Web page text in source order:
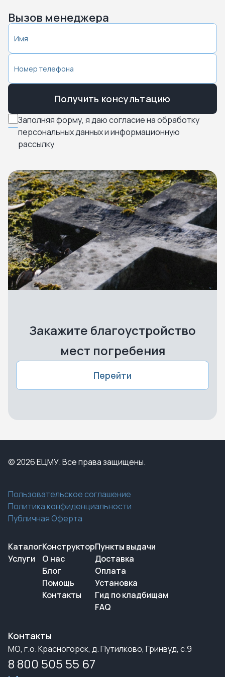
Вызов менеджера
Заполняя форму, я даю согласие на обработку
персональных данных и информационную
рассылку
Получить консультацию
Закажите благоустройство
мест погребения
Перейти
© 2026 ЕЦМУ. Все права защищены.
Пользовательское соглашение
Политика конфиденциальности
Публичная Оферта
Каталог
Услуги
Конструктор
О нас
Блог
Помощь
Контакты
Пункты выдачи
Доставка
Оплата
Установка
Гид по кладбищам
FAQ
Контакты
МО, г.о. Красногорск, д. Путилково, Гринвуд, с.9
8 800 505 55 67